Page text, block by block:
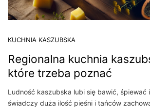
KUCHNIA KASZUBSKA
Regionalna kuchnia
które trzeba poznać
Ludność kaszubska lubi się bawić, śpiewać
świadczy duża ilość pieśni i tańców